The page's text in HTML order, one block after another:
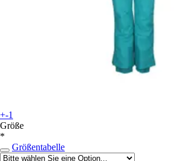
+-1
Größe
*
Größentabelle